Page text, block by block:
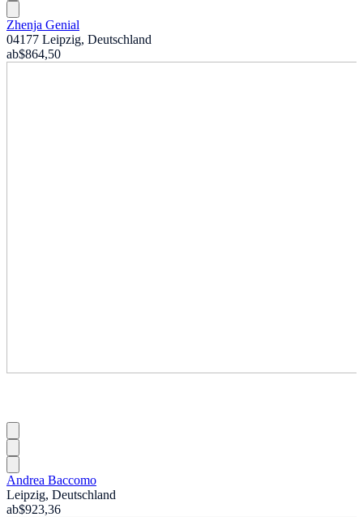
Zhenja Genial
04177 Leipzig, Deutschland
ab$864,50
Andrea Baccomo
Leipzig, Deutschland
ab$923,36